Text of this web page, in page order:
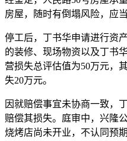
房屋，随时有倒塌风险，应
停工后，丁书华申请进行资
的装修、现场物资以及丁书
营损失总评估值为50万元，
失20万元。
因就赔偿事宜未协商一致，
赔偿其损失。庭审中，兴隆
烧烤店尚未开业，不认同预